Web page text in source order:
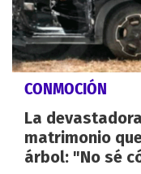
CONMOCIÓN
La
matrimonio
árbol: "No sé